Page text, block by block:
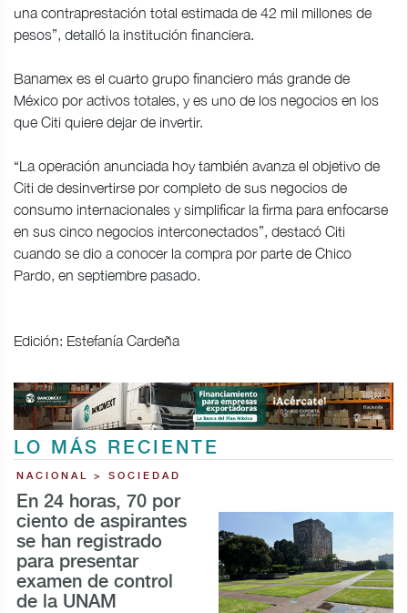
una contraprestación total estimada de 42 mil millones de
pesos”, detalló la institución financiera.
Banamex es el cuarto grupo financiero más grande de
México por activos totales, y es uno de los negocios en los
que Citi quiere dejar de invertir.
“La operación anunciada hoy también avanza el objetivo de
Citi de desinvertirse por completo de sus negocios de
consumo internacionales y simplificar la firma para enfocarse
en sus cinco negocios interconectados”, destacó Citi
cuando se dio a conocer la compra por parte de Chico
Pardo, en septiembre pasado.
Edición: Estefanía Cardeña
LO MÁS RECIENTE
NACIONAL > SOCIEDAD
En 24 horas, 70 por
ciento de aspirantes
se han registrado
para presentar
examen de control
de la UNAM